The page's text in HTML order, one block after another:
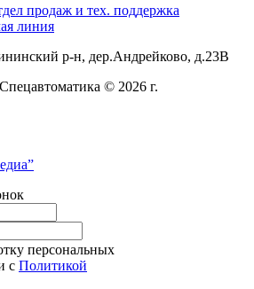
продаж и тех. поддержка
линия
р-н, дер.Андрейково, д.23В
© 2026 г.
персональных
с Политикой